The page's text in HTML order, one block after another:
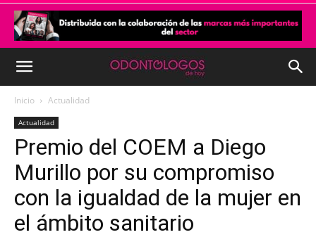
Inicio Actualidad
Actualidad
Premio del COEM a Diego
Murillo por su compromiso
con la igualdad de la mujer en
el ámbito sanitario